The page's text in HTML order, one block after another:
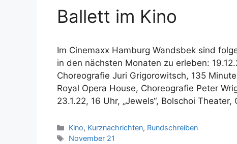
Ballett im Kino
Im Cinemaxx Hamburg Wandsbek sind
in den nächsten Monaten zu erleben:
Choreografie Juri Grigorowitsch, 135
Royal Opera House, Choreografie Peter
23.1.22, 16 Uhr, „Jewels“, Bolschoi
Kategorien
Kino, Kurznachrichten, Rundschreiben
Schlagwörter
November 21